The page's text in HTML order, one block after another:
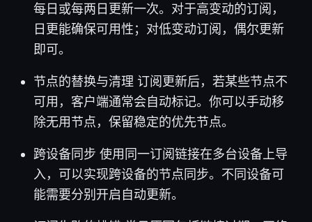
每日或每两日更新一次。对于高变动的订阅，
日更能确保可用性；对低变动订阅，偶尔更新
即可。
节点的替换与清理 订阅更新后，若某些节点不
可用，客户端通常会自动标记。你可以手动移
除无用节点，保留稳定的优先节点。
跨设备同步 使用同一订阅链接在多台设备上导
入，可以实现跨设备的节点同步。不同设备可
能需要分别开启自动更新。